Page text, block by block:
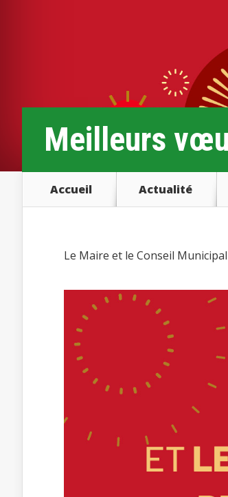
Meilleurs
Accueil Actualité
Le Maire et le Conseil